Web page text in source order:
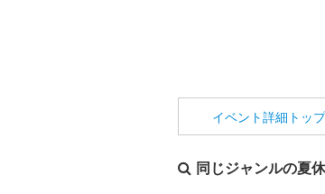
イベント詳細 トッ
同じジャンルの夏